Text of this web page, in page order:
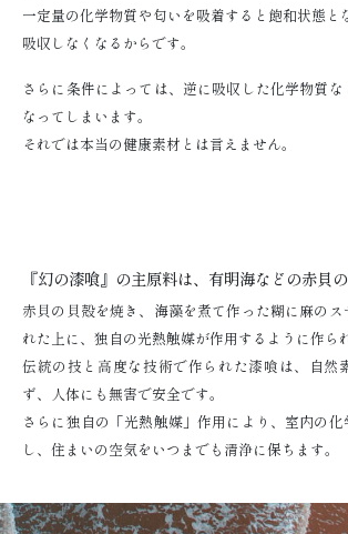
一定量の化学物質や匂いを吸着すると飽和状態と
吸収しなくなるからです。
さらに条件によっては、逆に吸収した化学物質
なってしまいます。
それでは本当の健康素材とは言えません。
『幻の漆喰』の主原料は、有明海などの赤貝の
赤貝の貝殻を焼き、海藻を煮て作った糊に麻のス
れた上に、独自の光熱触媒が作用するように作ら
伝統の技と高度な技術で作られた漆喰は、自然
ず、人体にも無害で安全です。
さらに独自の「光熱触媒」作用により、室内の
し、住まいの空気をいつまでも清浄に保ちます。